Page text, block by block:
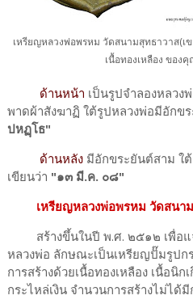
เหรียญหลวงพ่อพรหม วัดสนามสุทธาวาส(เ
เนื้อทองเหลือง ของ
ด้านหน้า เป็นรูปจำลองหลวง
พาดผ้าสังฆาฏิ ใต้รูปหลวงพ่อมีอักขร
ปหฏฺโธ"
ด้านหลัง มีอักขระยันต์สาม ใ
เขียนว่า "๑๓ มี.ค. ๐๘"
เหรียญหลวงพ่อพรหม วัดสนา
สร้างขึ้นในปี พ.ศ. ๒๕๑๒ เพื่อแ
หลวงพ่อ ลักษณะเป็นเหรียญปั๊มรูป
การสร้างด้วยเนื้อทองเหลือง เนื้อนิก
กระไหล่เงิน จำนวนการสร้างไม่ได้